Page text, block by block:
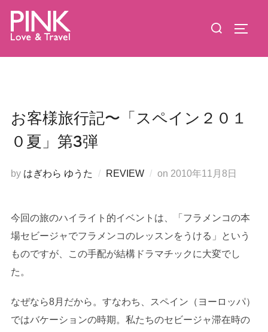
ン
検
対
お客様旅行記〜「スペイン２０１
０夏」第3弾
by はぎわら ゆうた REVIEW on 投
2010年11月8日
今回の旅のハイライト的イベントは、「フラメンコの本
場セビージャでフラメンコのレッスンをうける」という
ものですが、この手配が結構ドラマチックに大変でし
た。
なぜなら8月だから。すなわち、スペイン（ヨーロッパ）
ではバケーションの時期。私たちのセビージャ滞在時の